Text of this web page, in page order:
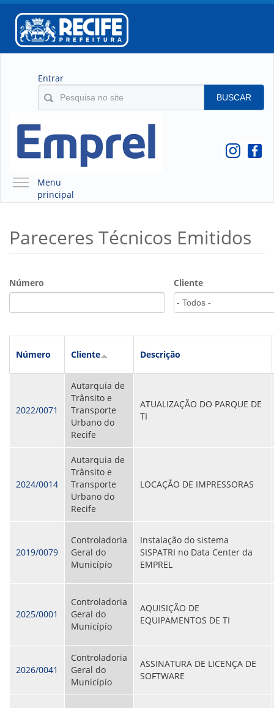
Entrar
BUSCAR
Menu
principal
QUEM SOMOS
O QUE É A EMPREL
ORGANOGRAMA
LOCALIZAÇÃO
GOVERNANÇA
COMISSÕES
LICITAÇÕES
ATAS DE REGISTRO DE PREÇOS
REGULAMENTO INTERNO DE LICITAÇÕES E
CONTRATO
GESTÃO DE PESSOAS
COLABORADORES
PARTICIPAÇÃO NOS LUCROS E RESULTADOS
CONSULTA MEUS RECURSOS PLR
CONSULTA TODOS RECURSOS PLR
PLR
SERVIÇOS
PGDE - PROGRAMA DE GERENCIAMENTO DO
DESEMPENHO DOS EMPREGADOS DA EMPREL
AFASTAMENTOS DOS FUNCIONÁRIOS
CAPACITAÇÃO
EVENTOS DA EMPREL
PPP - PERFIL PROFISSIOGRÁFICO
PREVIDENCIÁRIO
PROGRAMA QUALIDADE DE VIDA
Pareceres Técnicos Emitidos
Número Cliente
Número Cliente Descrição
2022/0071
Autarquia de
Trânsito e
Transporte
Urbano do
Recife
ATUALIZAÇÃO DO PARQUE DE
TI
2024/0014
Autarquia de
Trânsito e
Transporte
Urbano do
Recife
LOCAÇÃO DE IMPRESSORAS
2019/0079
Controladoria
Geral do
Municípío
Instalação do sistema
SISPATRI no Data Center da
EMPREL
2025/0001
Controladoria
Geral do
Municípío
AQUISIÇÃO DE
EQUIPAMENTOS DE TI
2026/0041
Controladoria
Geral do
Municípío
ASSINATURA DE LICENÇA DE
SOFTWARE